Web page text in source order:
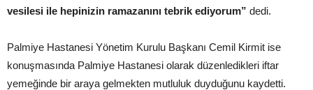
vesilesi ile hepinizin ramazanını tebrik ediyorum” dedi.
Palmiye Hastanesi Yönetim Kurulu Başkanı Cemil Kirmit ise
konuşmasında Palmiye Hastanesi olarak düzenledikleri iftar
yemeğinde bir araya gelmekten mutluluk duyduğunu kaydetti.